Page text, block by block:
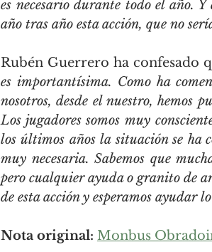
es necesario durante todo el año.
año tras año esta acción, que no
Rubén Guerrero ha confesado
es importantísima. Como ha
nosotros, desde el nuestro, hemos
Los jugadores somos muy
los últimos años la situación se ha
muy necesaria. Sabemos que
pero cualquier ayuda o granito de
de esta acción y esperamos ayudar
Nota original: Monbus